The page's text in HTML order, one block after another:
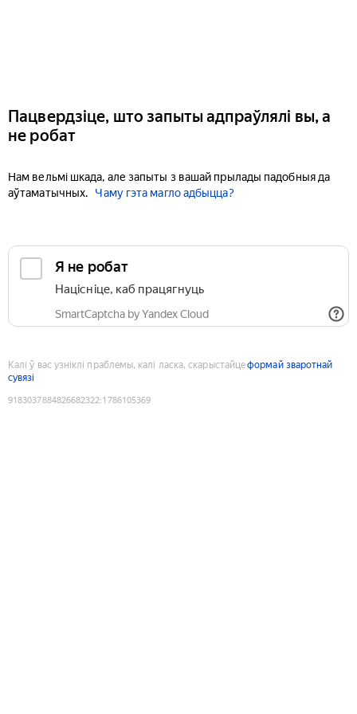
Пацвердзіце, што запыты адпраўлялі вы, а
не робат
Нам вельмі шкада, але запыты з вашай прылады падобныя да
аўтаматычных.
Чаму гэта магло адбыцца?
Я не робат
Націсніце, каб працягнуць
SmartCaptcha by Yandex Cloud
Калі ў вас узніклі праблемы, калі ласка, скарыстайцеформай зваротнай
сувязі
9183037884826682322:1786105369